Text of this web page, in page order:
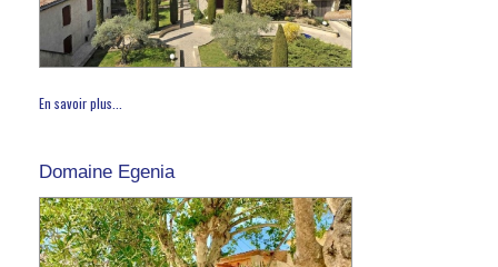
En savoir plus...
Domaine Egenia